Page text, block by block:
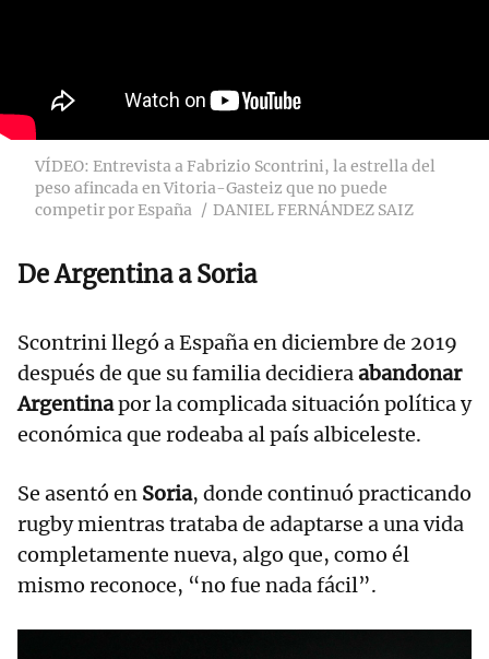
VÍDEO: Entrevista a Fabrizio Scontrini, la estrella del
peso afincada en Vitoria-Gasteiz que no puede
competir por España
DANIEL FERNÁNDEZ SAIZ
De Argentina a Soria
Scontrini llegó a España en diciembre de 2019
después de que su familia decidieraabandonar
Argentinapor la complicada situación política y
económica que rodeaba al país albiceleste.
Se asentó en Soria, donde continuó practicando
rugby mientras trataba de adaptarse a una vida
completamente nueva, algo que, como él
mismo reconoce, “no fue nada fácil”.